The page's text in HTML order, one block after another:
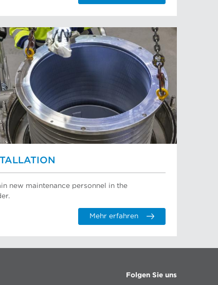
new maintenance personnel in the
Mehr erfahren
Folgen Sie uns